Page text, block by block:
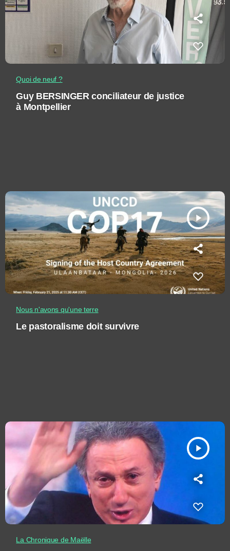
Quoi de neuf ?
Guy BERSINGER conciliateur de justice
à Montpellier
play_arrow
Nous n'avons qu'une terre
Le pastoralisme doit survivre
play_arrow
La Chronique de Maëlle